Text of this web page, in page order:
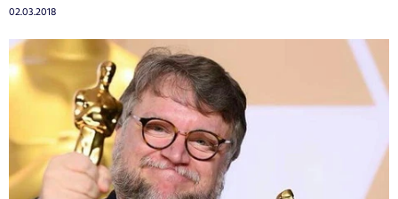
02.03.2018